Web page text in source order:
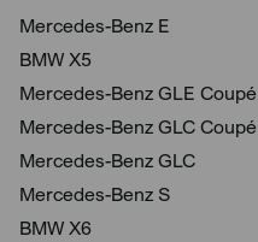
Mercedes-Benz E
BMW X5
Mercedes-Benz GLE Coupé
Mercedes-Benz GLC Coupé
Mercedes-Benz GLC
Mercedes-Benz S
BMW X6